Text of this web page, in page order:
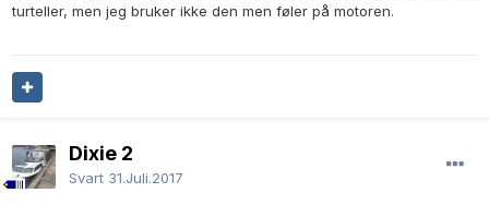
turteller, men jeg bruker ikke den men føler på motoren.
Dixie 2
Svart 31.Juli.2017